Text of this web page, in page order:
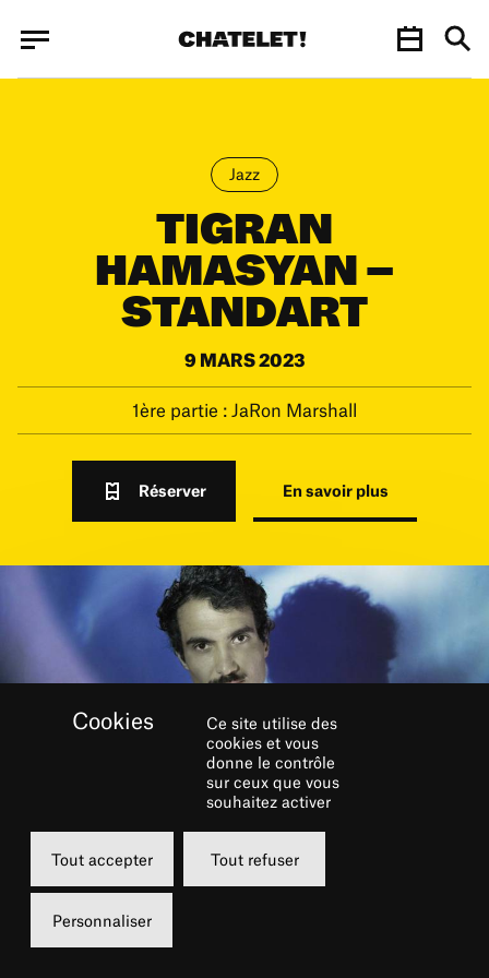
Jazz
TIGRAN
HAMASYAN –
STANDART
9 MARS 2023
1ère partie : JaRon Marshall
Réserver En savoir plus
Le pianiste arménien-américain Tigran
Hamasyan nous rend visite en trio, avec le
Ce site utilise des
cookies et vous
donne le contrôle
sur ceux que vous
souhaitez activer
Tout accepter Tout refuser
Personnaliser